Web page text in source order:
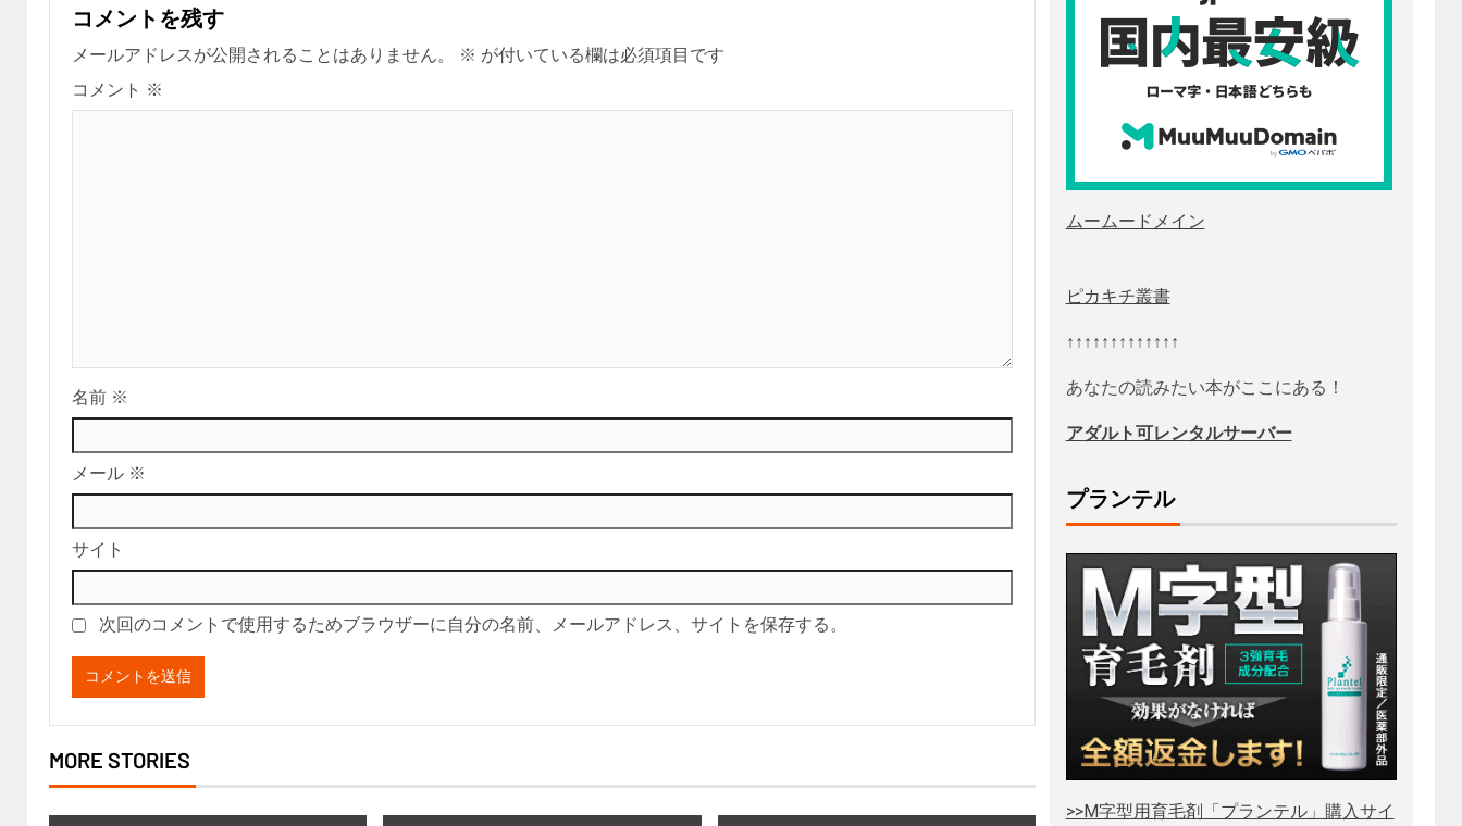
コメントを残す
メールアドレスが公開されることはありません。 ※ が付いている欄は必須項目です
コメント ※
名前 ※
メール ※
サイト
次回のコメントで使用するためブラウザーに自分の名前、メールアドレス、サイトを保存する。
MORE STORIES
ムームードメイン
ピカキチ叢書
↑↑↑↑↑↑↑↑↑↑↑↑↑
あなたの読みたい本がここにある！
アダルト可レンタルサーバー
プランテル
>>M字型用育毛剤「プランテル」購入サイ